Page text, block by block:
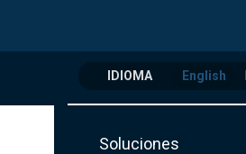
IDIOMA English
Soluciones